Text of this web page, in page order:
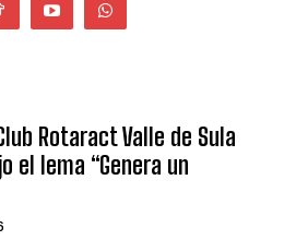
Rotaract Valle de Sula
el lema “Genera un